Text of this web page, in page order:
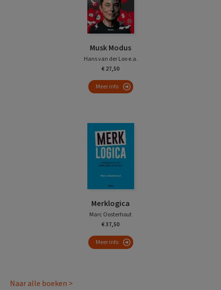
Musk Modus
Hans van der Loo e.a.
€ 27,50
Meer info
Merklogica
Marc Oosterhout
€ 37,50
Meer info
Naar alle boeken >